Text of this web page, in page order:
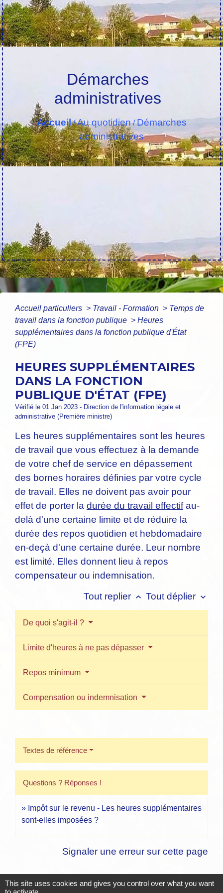
Démarches
administratives
Accueil/Au quotidien/Démarches
administratives
Accueil particuliers > Travail - Formation > Temps de
travail dans la fonction publique > Heures
supplémentaires dans la fonction publique d'État
(FPE)
HEURES SUPPLÉMENTAIRES
DANS LA FONCTION
PUBLIQUE D'ÉTAT (FPE)
Vérifié le 01 Jan 2023 - Direction de l'information légale et
administrative (Première ministre)
Les heures supplémentaires sont les heures
de travail que vous effectuez à la demande
de votre chef de service en dépassement
des bornes horaires définies par votre cycle
de travail. Elles ne doivent pas avoir pour
effet de porter la durée du travail effectifau-
delà d'une certaine limite et de réduire la
durée des repos quotidien et hebdomadaire
en-deçà d'une certaine durée. Leur nombre
est limité. Elles donnent lieu à repos
compensateur ou indemnisation.
Tout replier keyboard_arrow_up Tout déplier keyboard_arrow_down
De quoi s'agit-il ?
Limite d'heures à ne pas dépasser
Repos minimum
Compensation ou indemnisation
Textes de référence
Questions ? Réponses !
Impôt sur le revenu - Les heures supplémentaires
sont-elles imposées ?
Signaler une erreur sur cette page
This site uses cookies and gives you control over what you want